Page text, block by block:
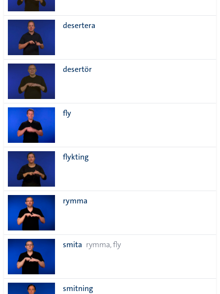
desertera
desertör
fly
flykting
rymma
smita rymma, fly
smitning